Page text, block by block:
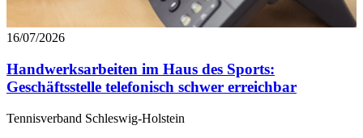
16/07/2026
Handwerksarbeiten im Haus des Sports:
Geschäftsstelle telefonisch schwer erreichbar
Tennisverband Schleswig-Holstein